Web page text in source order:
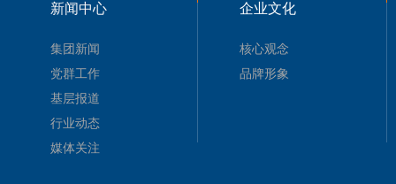
新闻中心
集团新闻
党群工作
基层报道
行业动态
媒体关注
企业文化
核心观念
品牌形象